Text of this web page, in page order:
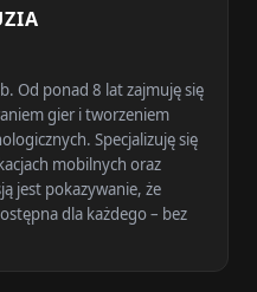
Od ponad 8 lat zajmuję się
gier i tworzeniem
Specjalizuję się
mobilnych oraz
jest pokazywanie, że
dla każdego – bez